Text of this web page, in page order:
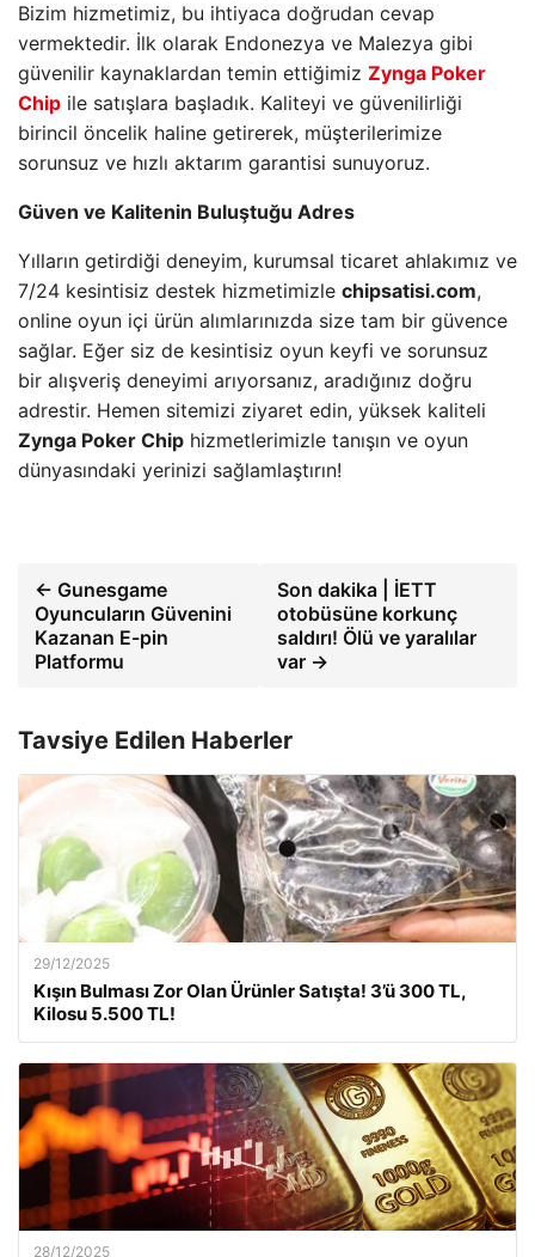
Bizim hizmetimiz, bu ihtiyaca doğrudan cevap
vermektedir. İlk olarak Endonezya ve Malezya gibi
güvenilir kaynaklardan temin ettiğimiz Zynga Poker
Chip ile satışlara başladık. Kaliteyi ve güvenilirliği
birincil öncelik haline getirerek, müşterilerimize
sorunsuz ve hızlı aktarım garantisi sunuyoruz.
Güven ve Kalitenin Buluştuğu Adres
Yılların getirdiği deneyim, kurumsal ticaret ahlakımız ve
7/24 kesintisiz destek hizmetimizle chipsatisi.com,
online oyun içi ürün alımlarınızda size tam bir güvence
sağlar. Eğer siz de kesintisiz oyun keyfi ve sorunsuz
bir alışveriş deneyimi arıyorsanız, aradığınız doğru
adrestir. Hemen sitemizi ziyaret edin, yüksek kaliteli
Zynga Poker Chip hizmetlerimizle tanışın ve oyun
dünyasındaki yerinizi sağlamlaştırın!
← Gunesgame
Oyuncuların Güvenini
Kazanan E-pin
Platformu
Son dakika | İETT
otobüsüne korkunç
saldırı! Ölü ve yaralılar
var →
Tavsiye Edilen Haberler
29/12/2025
Kışın Bulması Zor Olan Ürünler Satışta! 3’ü 300 TL,
Kilosu 5.500 TL!
28/12/2025